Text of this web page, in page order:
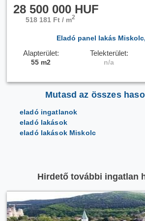
28 500 000 HUF
518 181 Ft / m2
Eladó panel lakás
Alapterület: Telekterület:
55 m2 n/a
Mutasd az összes
eladó ingatlanok
eladó lakások
eladó lakások Miskolc
Hirdető további ingatlan